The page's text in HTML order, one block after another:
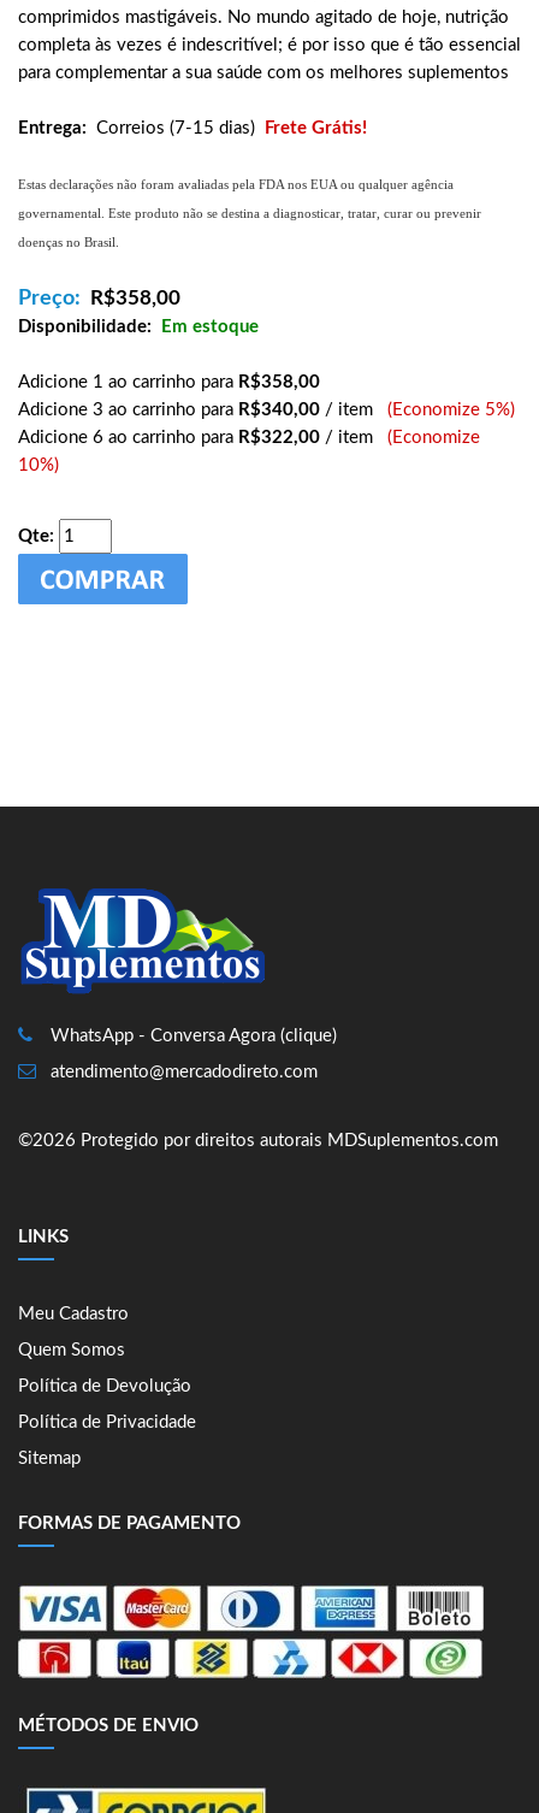
comprimidos mastigáveis. No mundo agitado de hoje, nutrição
completa às vezes é indescritível; é por isso que é tão essencial
para complementar a sua saúde com os melhores suplementos
Entrega: Correios (7-15 dias) Frete Grátis!
Estas declarações não foram avaliadas pela FDA nos EUA ou qualquer agência
governamental. Este produto não se destina a diagnosticar, tratar, curar ou prevenir
doenças no Brasil.
Preço: R$358,00
Disponibilidade: Em estoque
Adicione 1 ao carrinho para R$358,00
Adicione 3 ao carrinho para R$340,00 / item (Economize 5%)
Adicione 6 ao carrinho para R$322,00 / item (Economize
10%)
Qte:
WhatsApp - Conversa Agora (clique)
atendimento@mercadodireto.com
©2026 Protegido por direitos autorais MDSuplementos.com
LINKS
Meu Cadastro
Quem Somos
Política de Devolução
Política de Privacidade
Sitemap
FORMAS DE PAGAMENTO
MÉTODOS DE ENVIO